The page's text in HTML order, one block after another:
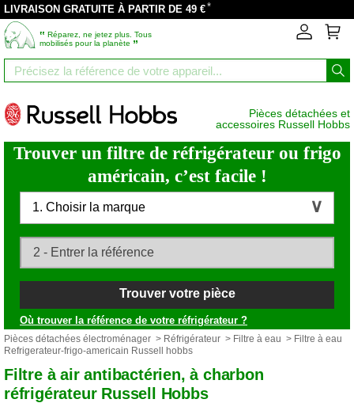
LIVRAISON GRATUITE À PARTIR DE 49 €*
‟ Réparez, ne jetez plus. Tous
mobilisés pour la planète ”
Pièces détachées et
accessoires Russell Hobbs
Trouver un filtre de réfrigérateur ou frigo
américain, c’est facile !
1. Choisir la marque
Trouver votre pièce
Où trouver la référence de votre réfrigérateur ?
Pièces détachées électroménager > Réfrigérateur > Filtre à eau > Filtre à eau
Refrigerateur-frigo-americain Russell hobbs
Filtre à air antibactérien, à charbon
réfrigérateur Russell Hobbs